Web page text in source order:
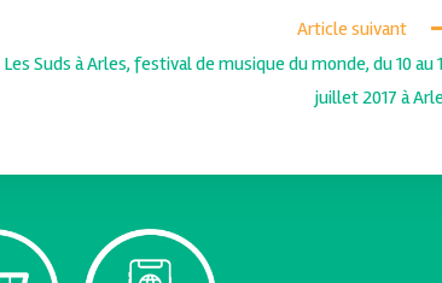
Article suivant
Les Suds à Arles, festival de musique du monde, du 10 au
juillet 2017 à